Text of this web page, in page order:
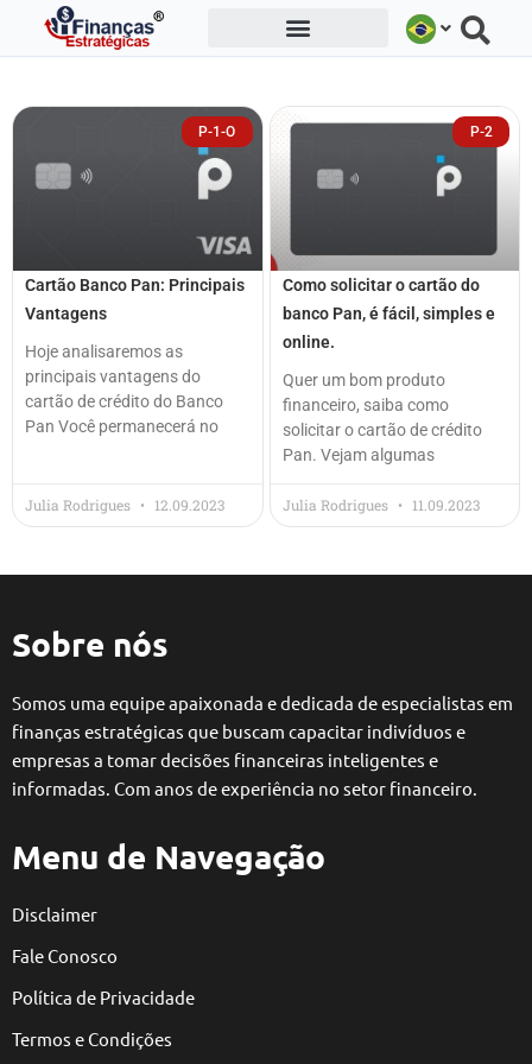
P-1-O
Cartão Banco Pan: Principais
Vantagens
Hoje analisaremos as
principais vantagens do
cartão de crédito do Banco
Pan Você permanecerá no
Julia Rodrigues 12.09.2023
P-2
Como solicitar o cartão do
banco Pan, é fácil, simples e
online.
Quer um bom produto
financeiro, saiba como
solicitar o cartão de crédito
Pan. Vejam algumas
Julia Rodrigues 11.09.2023
Sobre nós
Somos uma equipe apaixonada e dedicada de especialistas em
finanças estratégicas que buscam capacitar indivíduos e
empresas a tomar decisões financeiras inteligentes e
informadas. Com anos de experiência no setor financeiro.
Menu de Navegação
Disclaimer
Fale Conosco
Política de Privacidade
Termos e Condições